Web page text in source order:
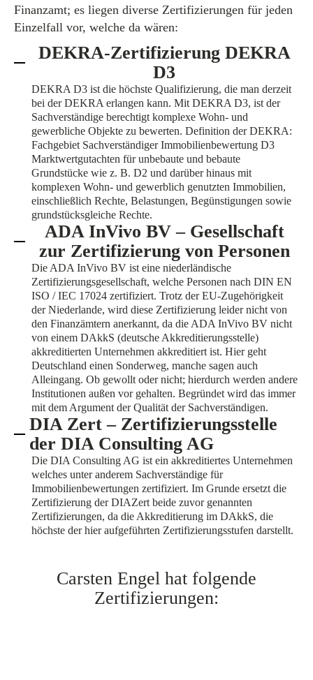
Finanzamt; es liegen diverse Zertifizierungen für jeden
Einzelfall vor, welche da wären:
DEKRA-Zertifizierung DEKRA
D3
DEKRA D3 ist die höchste Qualifizierung, die man derzeit
bei der DEKRA erlangen kann. Mit DEKRA D3, ist der
Sachverständige berechtigt komplexe Wohn- und
gewerbliche Objekte zu bewerten. Definition der DEKRA:
Fachgebiet Sachverständiger Immobilienbewertung D3
Marktwertgutachten für unbebaute und bebaute
Grundstücke wie z. B. D2 und darüber hinaus mit
komplexen Wohn- und gewerblich genutzten Immobilien,
einschließlich Rechte, Belastungen, Begünstigungen sowie
grundstücksgleiche Rechte.
ADA InVivo BV – Gesellschaft
zur Zertifizierung von Personen
Die ADA InVivo BV ist eine niederländische
Zertifizierungsgesellschaft, welche Personen nach DIN EN
ISO / IEC 17024 zertifiziert. Trotz der EU-Zugehörigkeit
der Niederlande, wird diese Zertifizierung leider nicht von
den Finanzämtern anerkannt, da die ADA InVivo BV nicht
von einem DAkkS (deutsche Akkreditierungsstelle)
akkreditierten Unternehmen akkreditiert ist. Hier geht
Deutschland einen Sonderweg, manche sagen auch
Alleingang. Ob gewollt oder nicht; hierdurch werden andere
Institutionen außen vor gehalten. Begründet wird das immer
mit dem Argument der Qualität der Sachverständigen.
DIA Zert – Zertifizierungsstelle
der DIA Consulting AG
Die DIA Consulting AG ist ein akkreditiertes Unternehmen
welches unter anderem Sachverständige für
Immobilienbewertungen zertifiziert. Im Grunde ersetzt die
Zertifizierung der DIAZert beide zuvor genannten
Zertifizierungen, da die Akkreditierung im DAkkS, die
höchste der hier aufgeführten Zertifizierungsstufen darstellt.
Carsten Engel hat folgende
Zertifizierungen: